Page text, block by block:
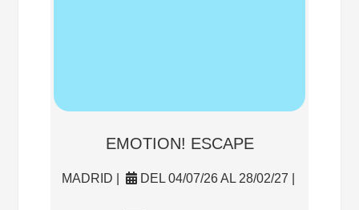
EMOTION! ESCAPE
MADRID | DEL 04/07/26 AL 28/02/27 |